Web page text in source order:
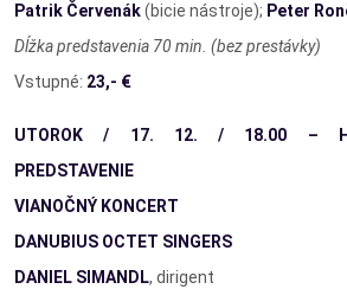
Patrik Červenák(bicie nástroje); Peter
Dĺžka predstavenia 70 min. (bez prestávky)
Vstupné: 23,- €
UTOROK / 17. 12. / 18.00 –
PREDSTAVENIE
VIANOČNÝ KONCERT
DANUBIUS OCTET SINGERS
DANIEL SIMANDL, dirigent